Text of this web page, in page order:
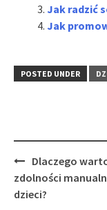
Jak radzić
Jak
POSTED UNDER
Post
navigation
Dlaczego
zdolności
dzieci?